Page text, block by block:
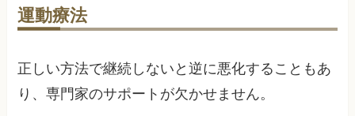
運動療法
正しい方法で継続しないと逆に悪化することもあ
り、専門家のサポートが欠かせません。